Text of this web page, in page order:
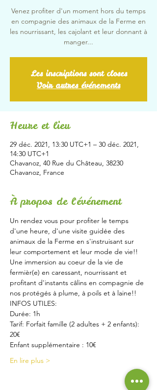
Venez profiter d'un moment hors du temps
en compagnie des animaux de la Ferme en
les nourrissant, les cajolant et leur donnant à
manger...
Les inscriptions sont closes
Voir autres événements
Heure et lieu
29 déc. 2021, 13:30 UTC+1 – 30 déc. 2021,
14:30 UTC+1
Chavanoz, 40 Rue du Château, 38230
Chavanoz, France
À propos de l'événement
Un rendez vous pour profiter le temps
d'une heure, d'une visite guidée des
animaux de la Ferme en s'instruisant sur
leur comportement et leur mode de vie!!
Une immersion au coeur de la vie de
fermièr(e) en caressant, nourrissant et
profitant d'instants câlins en compagnie de
nos protégés à plume, à poils et à laine!!
INFOS UTILES:
Durée: 1h
Tarif: Forfait famille (2 adultes + 2 enfants):
20€
Enfant supplémentaire : 10€
En lire plus >